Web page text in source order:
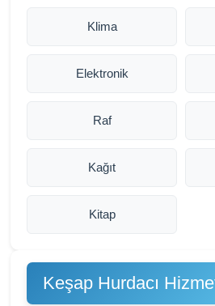
Klima
Elektronik
Raf
Kağıt
Kitap
Keşap Hurdacı